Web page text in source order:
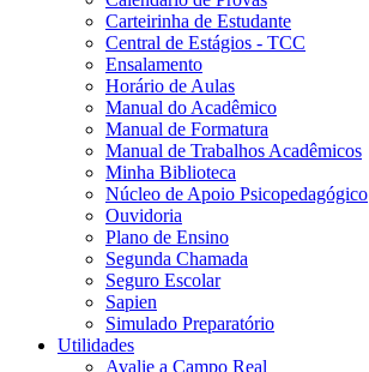
Carteirinha de Estudante
Central de Estágios - TCC
Ensalamento
Horário de Aulas
Manual do Acadêmico
Manual de Formatura
Manual de Trabalhos Acadêmicos
Minha Biblioteca
Núcleo de Apoio Psicopedagógico
Ouvidoria
Plano de Ensino
Segunda Chamada
Seguro Escolar
Sapien
Simulado Preparatório
Utilidades
Avalie a Campo Real